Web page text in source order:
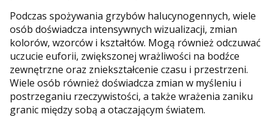
Podczas spożywania grzybów halucynogennych, wiele
osób doświadcza intensywnych wizualizacji, zmian
kolorów, wzorców i kształtów. Mogą również odczuwać
uczucie euforii, zwiększonej wrażliwości na bodźce
zewnętrzne oraz zniekształcenie czasu i przestrzeni.
Wiele osób również doświadcza zmian w myśleniu i
postrzeganiu rzeczywistości, a także wrażenia zaniku
granic między sobą a otaczającym światem.